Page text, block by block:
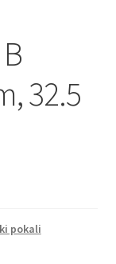
32.5
pokali